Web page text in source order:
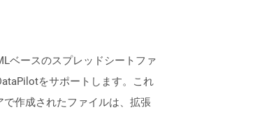
ベースのスプレッドシートファ
をサポートします。これ
作成されたファイルは、拡張